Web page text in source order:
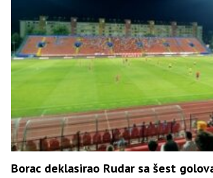
Borac deklasirao Rudar sa šest